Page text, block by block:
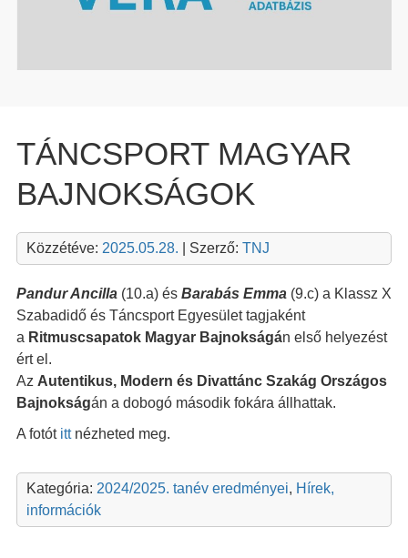
TÁNCSPORT MAGYAR
BAJNOKSÁGOK
Közzétéve: 2025.05.28. | Szerző: TNJ
Pandur Ancilla(10.a) és Barabás Emma(9.c) a Klassz X
Szabadidő és Táncsport Egyesület tagjaként
a Ritmuscsapatok Magyar Bajnokságán első helyezést
ért el.
Az Autentikus, Modern és Divattánc Szakág Országos
Bajnokságán a dobogó második fokára állhattak.
A fotót ittnézheted meg.
Kategória: 2024/2025. tanév eredményei, Hírek,
információk